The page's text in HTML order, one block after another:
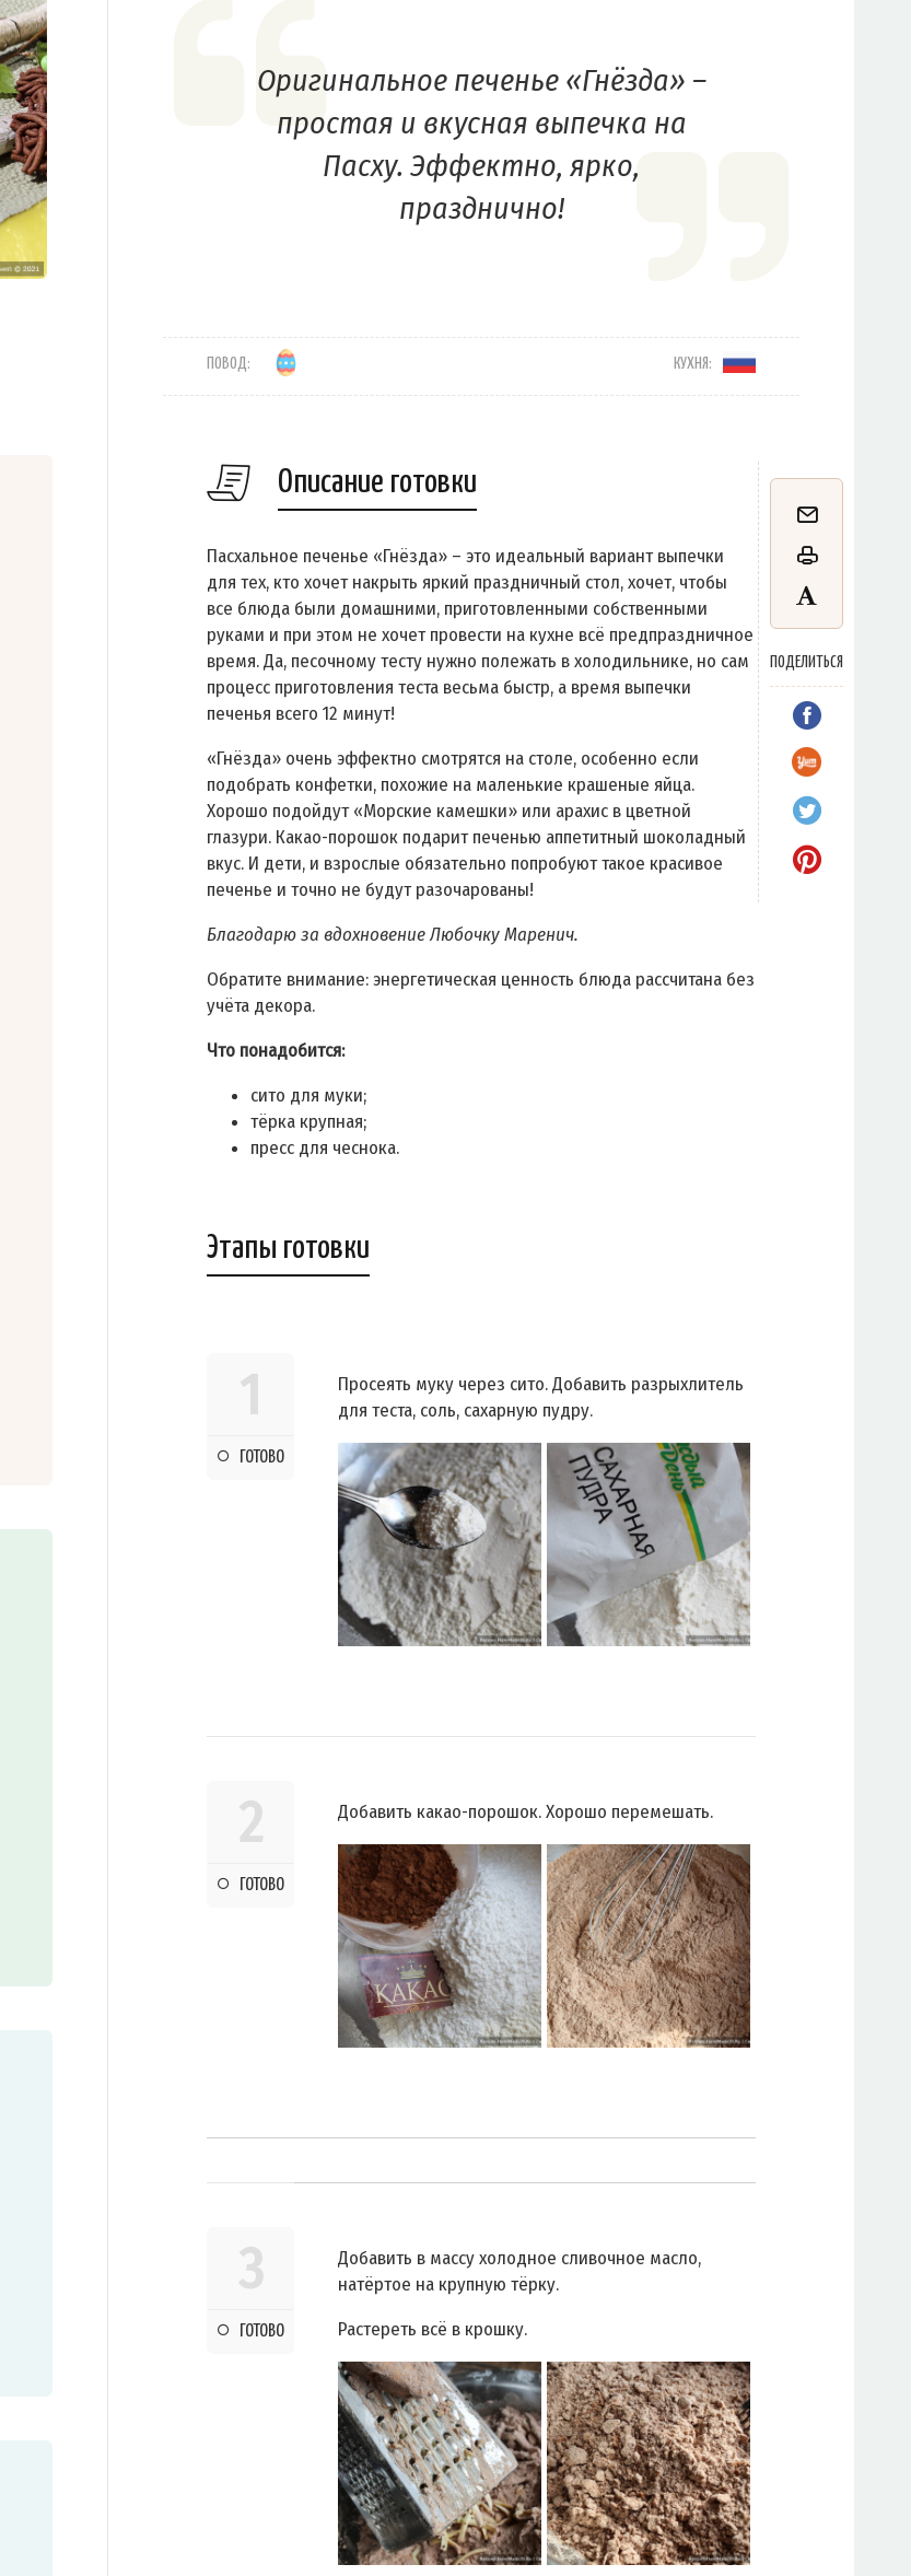
Оригинальное печенье «Гнёзда» –
простая и вкусная выпечка на
Пасху. Эффектно, ярко,
празднично!
ПОВОД: КУХНЯ:
Описание готовки
ПОДЕЛИТЬСЯ
Пасхальное печенье «Гнёзда» – это идеальный вариант выпечки
для тех, кто хочет накрыть яркий праздничный стол, хочет, чтобы
все блюда были домашними, приготовленными собственными
руками и при этом не хочет провести на кухне всё предпраздничное
время. Да, песочному тесту нужно полежать в холодильнике, но сам
процесс приготовления теста весьма быстр, а время выпечки
печенья всего 12 минут!
«Гнёзда» очень эффектно смотрятся на столе, особенно если
подобрать конфетки, похожие на маленькие крашеные яйца.
Хорошо подойдут «Морские камешки» или арахис в цветной
глазури. Какао-порошок подарит печенью аппетитный шоколадный
вкус. И дети, и взрослые обязательно попробуют такое красивое
печенье и точно не будут разочарованы!
Благодарю за вдохновение Любочку Маренич.
Обратите внимание: энергетическая ценность блюда рассчитана без
учёта декора.
Что понадобится:
сито для муки;
тёрка крупная;
пресс для чеснока.
Этапы готовки
1
ГОТОВО
Просеять муку через сито. Добавить разрыхлитель
для теста, соль, сахарную пудру.
2
ГОТОВО
Добавить какао-порошок. Хорошо перемешать.
3
ГОТОВО
Добавить в массу холодное сливочное масло,
натёртое на крупную тёрку.
Растереть всё в крошку.